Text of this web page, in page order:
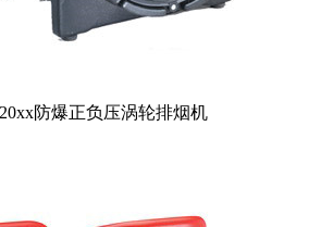
防爆正负压涡轮排烟机